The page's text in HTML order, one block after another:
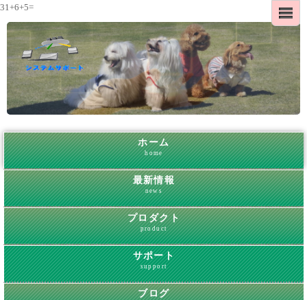
31+6+5=
ホーム
home
最新情報
news
プロダクト
product
サポート
support
ブログ